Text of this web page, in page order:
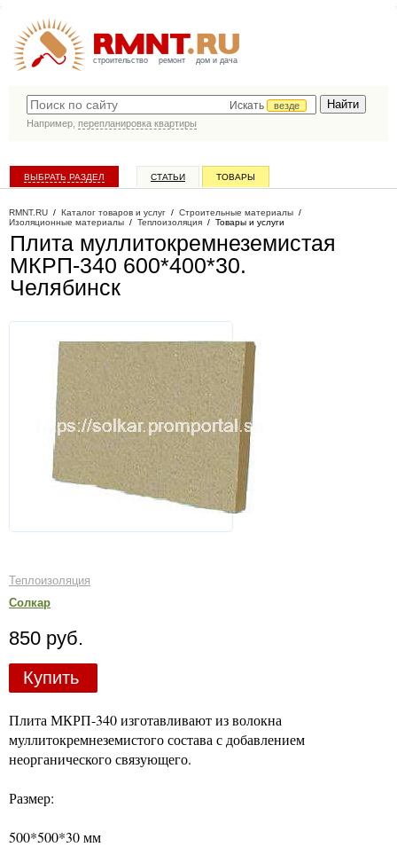
строительство ремонт дом и дача
Искать
везде
Например, перепланировка квартиры
ВЫБРАТЬ РАЗДЕЛ СТАТЬИ ТОВАРЫ
RMNT.RU / Каталог товаров и услуг / Строительные материалы /
Изоляционные материалы / Теплоизоляция / Товары и услуги
Плита муллитокремнеземистая
МКРП-340 600*400*30.
Челябинск
Теплоизоляция
Солкар
850 руб.
Купить
Плита МКРП-340 изготавливают из волокна
муллитокремнеземистого состава с добавлением
неорганического связующего.
Размер:
500*500*30 мм